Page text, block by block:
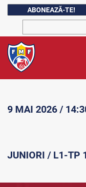
ABONEAZĂ-TE!
9 MAI 2026 /
JUNIORI / L1-TP